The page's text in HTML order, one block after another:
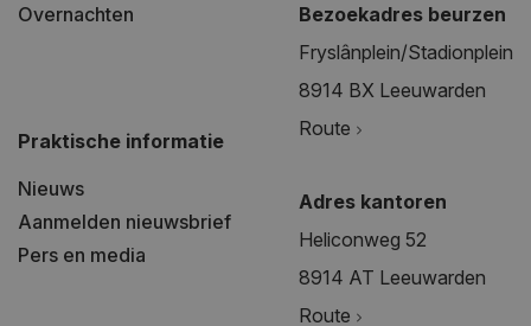
Overnachten
Praktische informatie
Nieuws
Aanmelden nieuwsbrief
Pers en media
Bezoekadres beurzen
Fryslânplein/Stadionplein
8914 BX Leeuwarden
Route
Adres kantoren
Heliconweg 52
8914 AT Leeuwarden
Route